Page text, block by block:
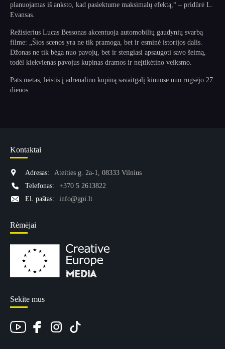
planuojamas iš anksto, kad pasiektume maksimalų efektą,“ – pridūrė L.
Evansas.
Režisierius Lucas Bessonas akcentuoja automobilių gaudynių svarbą
filme: „Šios scenos yra ne tik pramoga, bet ir esminė istorijos dalis.
Džonas ne tik bėga nuo pavojų, bet ir stengiasi apsaugoti savo šeimą,
todėl kiekvienas pavojus kupinas dramos ir neįtikėtino veiksmo.
Pats metas, leistis į adrenalino kupiną savaitgalį kinuose nuo rugsėjo 27
dienos.
Kontaktai
Adresas:
Ateities g. 2a-1, 08333 Vilnius
Telefonas:
+370 5 2613822
El. paštas:
info@gpi.lt
Rėmėjai
Sekite mus